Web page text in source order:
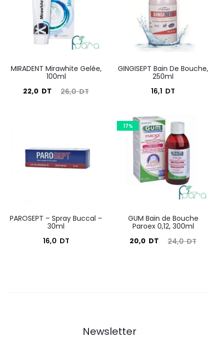
MIRADENT Mirawhite Gelée,
100ml
26,0DT
Le
26,0
DT.
22,0 DT
GINGISEPT Bain De Bouche,
250ml
16,1 DT
PAROSEPT – Spray Buccal –
30ml
16,0 DT
17%
GUM Bain de Bouche
Paroex 0,12, 300ml
24,0DT
Le
20,0 DT
Newsletter